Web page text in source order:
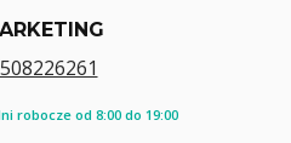
robocze od 8:00 do 19:00